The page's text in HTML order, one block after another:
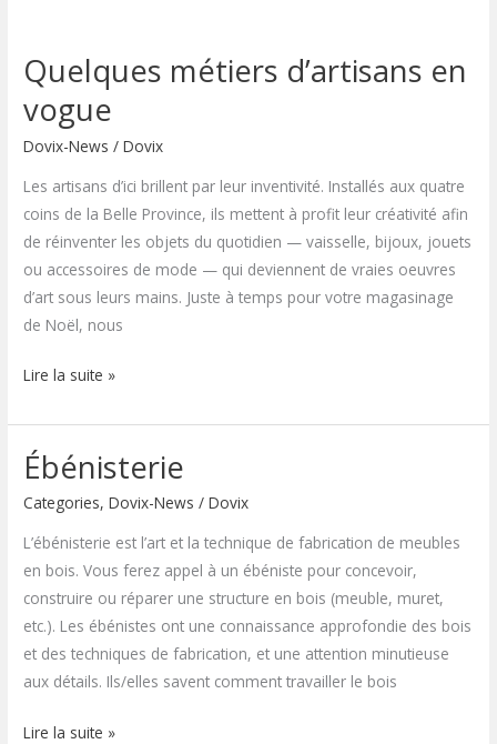
Quelques métiers d’artisans en
vogue
Dovix-News /Dovix
Les artisans d’ici brillent par leur inventivité. Installés aux quatre
coins de la Belle Province, ils mettent à profit leur créativité afin
de réinventer les objets du quotidien — vaisselle, bijoux, jouets
ou accessoires de mode — qui deviennent de vraies oeuvres
d’art sous leurs mains. Juste à temps pour votre magasinage
de Noël, nous
Lire la suite »
Ébénisterie
Categories,Dovix-News /Dovix
L’ébénisterie est l’art et la technique de fabrication de meubles
en bois. Vous ferez appel à un ébéniste pour concevoir,
construire ou réparer une structure en bois (meuble, muret,
etc.). Les ébénistes ont une connaissance approfondie des bois
et des techniques de fabrication, et une attention minutieuse
aux détails. Ils/elles savent comment travailler le bois
Ébénisterie
Lire la suite »